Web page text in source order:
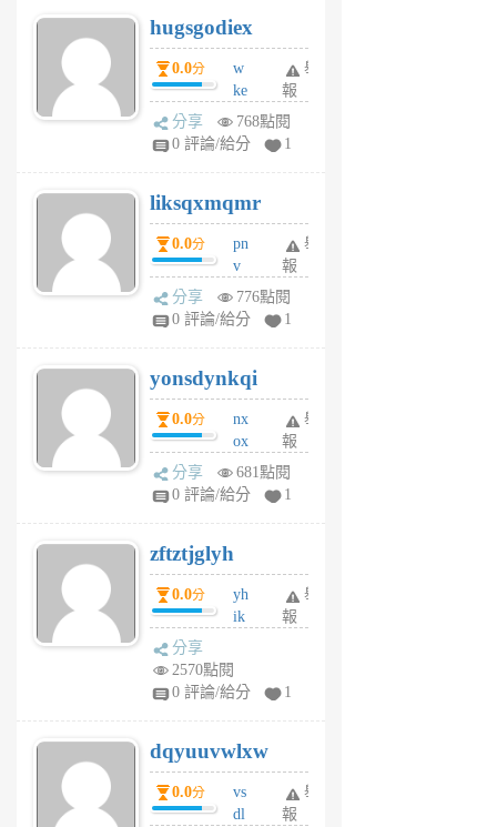
6
個
月
前
hugsgodiex
0.0分
w
ke
rv
pj
6
個
月
前
舉
報
分享
768點閱
0 評論/給分
1
liksqxmqmr
0.0分
pn
v
wt
sv
6
個
月
前
舉
報
分享
776點閱
0 評論/給分
1
yonsdynkqi
0.0分
nx
ox
rh
pe
月
前
舉
報
分享
681點閱
0 評論/給分
1
zftztjglyh
0.0分
yh
ik
tu
6
個
月
前
舉
報
分享
2570點閱
0 評論/給分
1
dqyuuvwlxw
0.0分
vs
dl
舉
報